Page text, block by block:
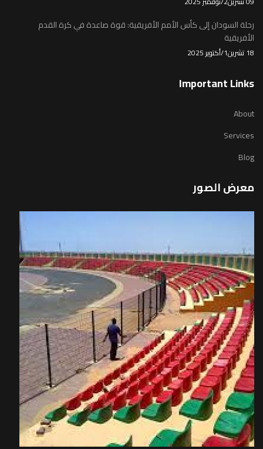
رحلة السودان إلى كأس الأمم الأفريقية: قوة صاعدة في كرة القدم
الأفريقية
18 تشرين1/أكتوير 2025
Important Links
About
Services
Blog
معرض الصور